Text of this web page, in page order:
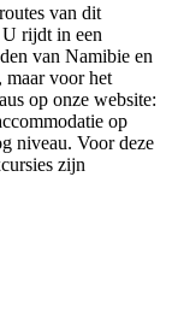
van dit
rijdt in een
van Namibie en
maar voor het
op onze website:
op
niveau. Voor deze
zijn